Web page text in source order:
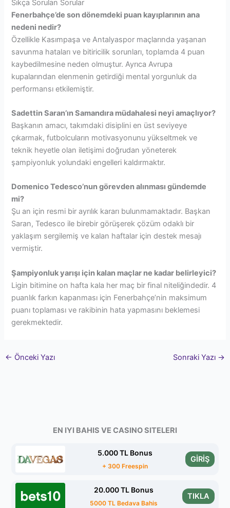
Sıkça Sorulan Sorular
Fenerbahçe’de son dönemdeki puan kayıplarının ana
nedeni nedir?
Özellikle Kasımpaşa ve Antalyaspor maçlarında yaşanan
savunma hataları ve bitiricilik sorunları, toplamda 4 puan
kaybedilmesine neden olmuştur. Ayrıca Avrupa
kupalarından elenmenin getirdiği mental yorgunluk da
performansı etkilemiştir.
Sadettin Saran’ın Samandıra müdahalesi neyi amaçlıyor?
Başkanın amacı, takımdaki disiplini en üst seviyeye
çıkarmak, futbolcuların motivasyonunu yükseltmek ve
teknik heyetle olan iletişimi doğrudan yöneterek
şampiyonluk yolundaki engelleri kaldırmaktır.
Domenico Tedesco’nun görevden alınması gündemde
mi?
Şu an için resmi bir ayrılık kararı bulunmamaktadır. Başkan
Saran, Tedesco ile birebir görüşerek çözüm odaklı bir
yaklaşım sergilemiş ve kalan haftalar için destek mesajı
vermiştir.
Şampiyonluk yarışı için kalan maçlar ne kadar belirleyici?
Ligin bitimine on hafta kala her maç bir final niteliğindedir. 4
puanlık farkın kapanması için Fenerbahçe’nin maksimum
puanı toplaması ve rakibinin hata yapmasını beklemesi
gerekmektedir.
← Önceki Yazı Sonraki Yazı →
EN IYI BAHIS VE CASINO SITELERI
5.000 TL Bonus
+ 300 Freespin
GİRİŞ
20.000 TL Bonus
5000 TL Bedava Bahis
TIKLA